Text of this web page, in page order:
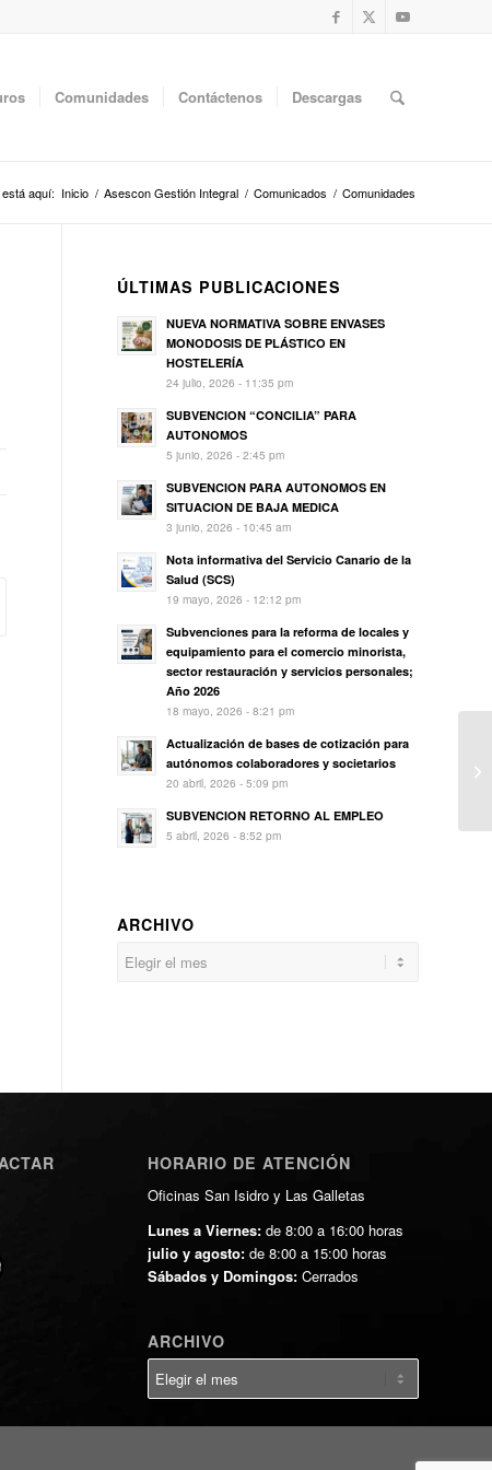
Comunidades Contáctenos Descargas
aquí: Inicio / Asescon Gestión Integral / Comunicados / Comunidades
ÚLTIMAS PUBLICACIONES
NUEVA NORMATIVA SOBRE ENVASES
MONODOSIS DE PLÁSTICO EN
HOSTELERÍA
24 julio, 2026 - 11:35 pm
SUBVENCION “CONCILIA” PARA
AUTONOMOS
5 junio, 2026 - 2:45 pm
SUBVENCION PARA AUTONOMOS EN
SITUACION DE BAJA MEDICA
3 junio, 2026 - 10:45 am
Nota informativa del Servicio Canario de la
Salud (SCS)
19 mayo, 2026 - 12:12 pm
Subvenciones para la reforma de locales y
equipamiento para el comercio minorista,
sector restauración y servicios personales;
Año 2026
18 mayo, 2026 - 8:21 pm
Actualización de bases de cotización para
autónomos colaboradores y societarios
20 abril, 2026 - 5:09 pm
SUBVENCION RETORNO AL EMPLEO
5 abril, 2026 - 8:52 pm
ARCHIVO
HORARIO DE ATENCIÓN
Oficinas San Isidro y Las Galletas
Lunes a Viernes:de 8:00 a 16:00 horas
julio y agosto:de 8:00 a 15:00 horas
Sábados y Domingos:Cerrados
ARCHIVO